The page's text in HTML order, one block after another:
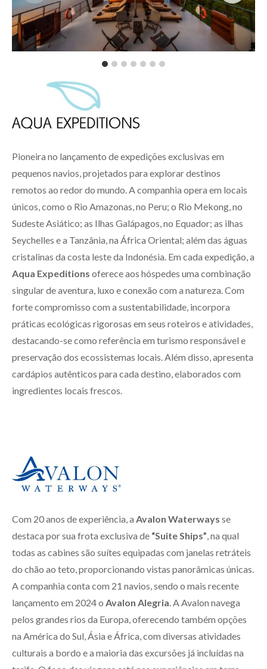
Pioneira no lançamento de expedições exclusivas em
pequenos navios, projetados para explorar destinos
remotos ao redor do mundo. A companhia opera em locais
únicos, como o Rio Amazonas, no Peru; o Rio Mekong, no
Sudeste Asiático; as Ilhas Galápagos, no Equador; as ilhas
Seychelles e a Tanzânia, na África Oriental; além das águas
cristalinas da costa leste da Indonésia. Em cada expedição, a
Aqua Expeditions oferece aos hóspedes uma combinação
singular de aventura, luxo e conexão com a natureza. Com
forte compromisso com a sustentabilidade, incorpora
práticas ecológicas rigorosas em seus roteiros e atividades,
destacando-se como referência em turismo responsável e
preservação dos ecossistemas locais. Além disso, apresenta
cardápios autênticos para cada destino, elaborados com
ingredientes locais frescos.
Com 20 anos de experiência, a Avalon Waterways se
destaca por sua frota exclusiva de “Suite Ships”, na qual
todas as cabines são suítes equipadas com janelas retráteis
do chão ao teto, proporcionando vistas panorâmicas únicas.
A companhia conta com 21 navios, sendo o mais recente
lançamento em 2024 o Avalon Alegria. A Avalon navega
pelos grandes rios da Europa, oferecendo também opções
na América do Sul, Ásia e África, com diversas atividades
culturais a bordo e a maioria das excursões já incluídas na